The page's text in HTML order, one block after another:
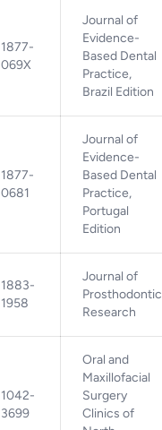
1877-
069X
Journal of
Evidence-
Based Dental
Practice,
Brazil Edition
1877-
0681
Journal of
Evidence-
Based Dental
Practice,
Portugal
Edition
1883-
1958
Journal of
Prosthodontic
Research
1042-
3699
Oral and
Maxillofacial
Surgery
Clinics of